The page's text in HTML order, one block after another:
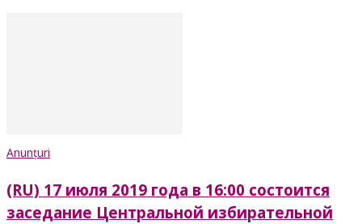
Anunțuri
(RU) 17 июля 2019 года в 16:00 состоится
заседание Центральной избирательной